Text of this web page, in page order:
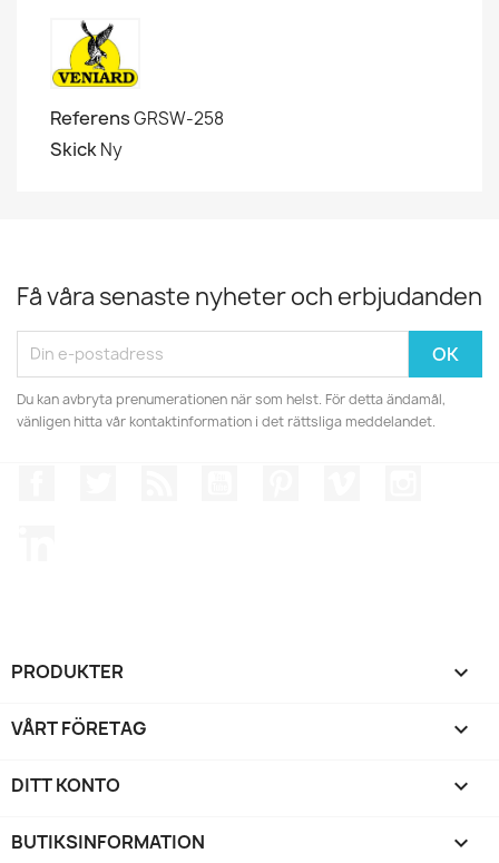
ReferensGRSW-258
SkickNy
Få våra senaste nyheter och erbjudanden
Du kan avbryta prenumerationen när som helst. För detta ändamål,
vänligen hitta vår kontaktinformation i det rättsliga meddelandet.
PRODUKTER 
VÅRT FÖRETAG 
DITT KONTO 
BUTIKSINFORMATION keyboard_arrow_down